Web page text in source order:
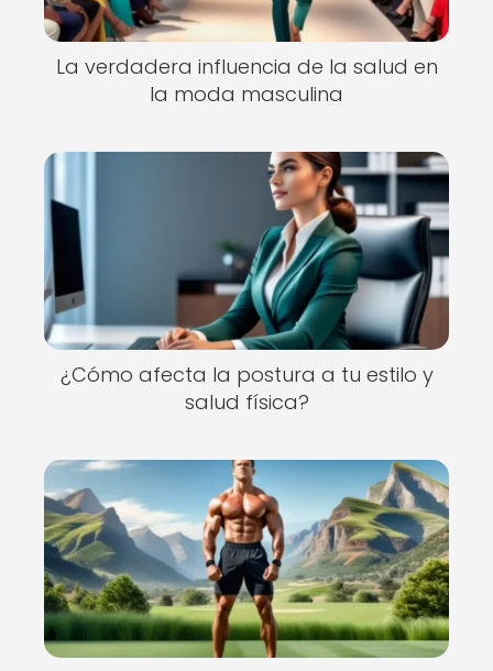
La verdadera influencia de la salud en
la moda masculina
¿Cómo afecta la postura a tu estilo y
salud física?